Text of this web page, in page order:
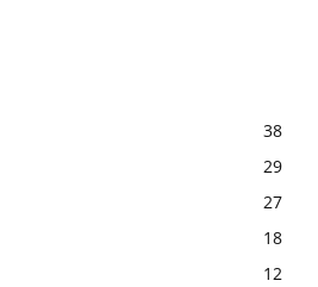
38
29
27
18
12